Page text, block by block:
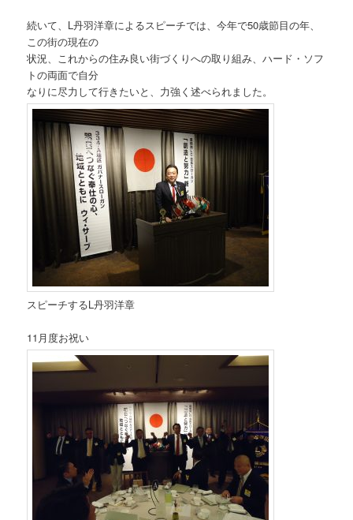
続いて、L丹羽洋章によるスピーチでは、今年で50歳節目の年、
この街の現在の
状況、これからの住み良い街づくりへの取り組み、ハード・ソフ
トの両面で自分
なりに尽力して行きたいと、力強く述べられました。
スピーチするL丹羽洋章
11月度お祝い